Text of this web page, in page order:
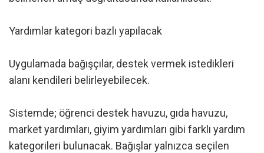
Yardımlar kategori bazlı yapılacak
Uygulamada bağışçılar, destek vermek istedikleri
alanı kendileri belirleyebilecek.
Sistemde; öğrenci destek havuzu, gıda havuzu,
market yardımları, giyim yardımları gibi farklı yardım
kategorileri bulunacak. Bağışlar yalnızca seçilen